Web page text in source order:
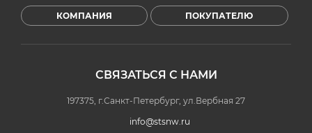
КОМПАНИЯ ПОКУПАТЕЛЮ
СВЯЗАТЬСЯ С НАМИ
197375, г.Санкт-Петербург, ул.Вербная 27
info@stsnw.ru